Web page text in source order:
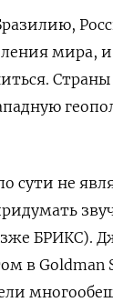
мира,
сути не
БРИКС).
в Goldman